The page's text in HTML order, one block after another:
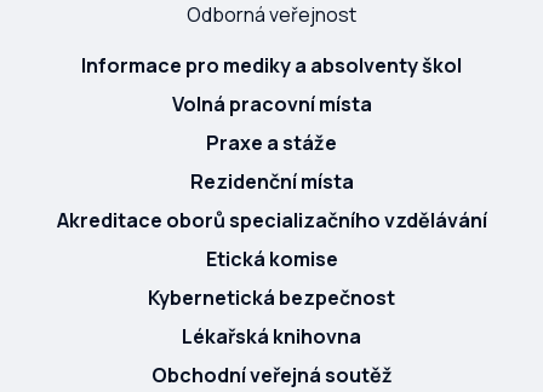
Odborná veřejnost
Informace pro mediky a absolventy škol
Volná pracovní místa
Praxe a stáže
Rezidenční místa
Akreditace oborů specializačního vzdělávání
Etická komise
Kybernetická bezpečnost
Lékařská knihovna
Obchodní veřejná soutěž